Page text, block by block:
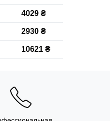
4029 ₴
2930 ₴
10621 ₴